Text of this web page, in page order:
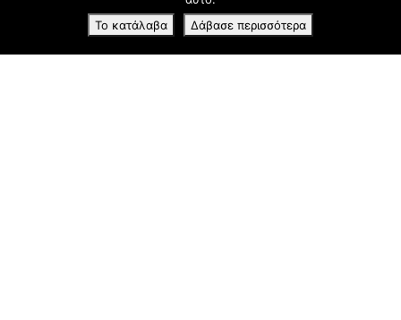
Επικοινωνία
Το κατάλαβα
Δάβασε περισσότερα